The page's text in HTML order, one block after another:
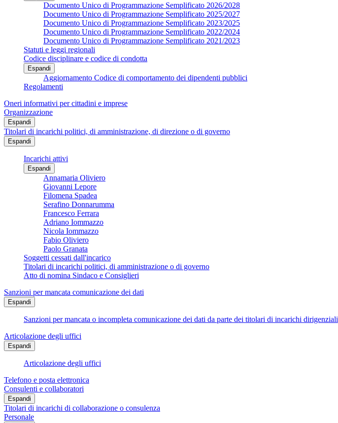
Documento Unico di Programmazione Semplificato 2026/2028
Documento Unico di Programmazione Semplificato 2025/2027
Documento Unico di Programmazione Semplificato 2023/2025
Documento Unico di Programmazione Semplificato 2022/2024
Documento Unico di Programmazione Semplificato 2021/2023
Statuti e leggi regionali
Codice disciplinare e codice di condotta
Espandi
Aggiornamento Codice di comportamento dei dipendenti pubblici
Regolamenti
Oneri informativi per cittadini e imprese
Organizzazione
Espandi
Titolari di incarichi politici, di amministrazione, di direzione o di governo
Espandi
Incarichi attivi
Espandi
Annamaria Oliviero
Giovanni Lepore
Filomena Spadea
Serafino Donnarumma
Francesco Ferrara
Adriano Iommazzo
Nicola Iommazzo
Fabio Oliviero
Paolo Granata
Soggetti cessati dall'incarico
Titolari di incarichi politici, di amministrazione o di governo
Atto di nomina Sindaco e Consiglieri
Sanzioni per mancata comunicazione dei dati
Espandi
Sanzioni per mancata o incompleta comunicazione dei dati da parte dei titolari di incarichi dirigenziali
Articolazione degli uffici
Espandi
Articolazione degli uffici
Telefono e posta elettronica
Consulenti e collaboratori
Espandi
Titolari di incarichi di collaborazione o consulenza
Personale